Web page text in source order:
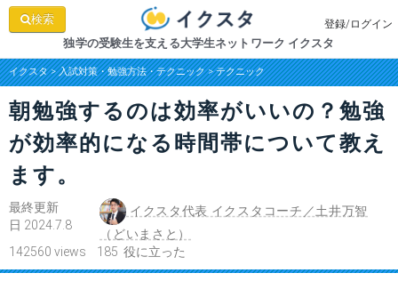
検索 登録/ログイン
独学の受験生を支える大学生ネットワーク イクスタ
イクスタ>入試対策・勉強方法・テクニック>テクニック
朝勉強するのは効率がいいの？勉強
が効率的になる時間帯について教え
ます。
最終更新
日 2024.7.8
イクスタ代表 イクスタコーチ／土井万智
（どいまさと）
142560 views 185 役に立った